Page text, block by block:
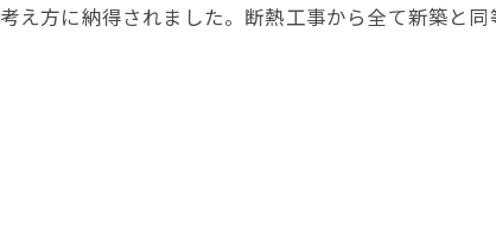
方に納得されました。断熱工事から全て新築と